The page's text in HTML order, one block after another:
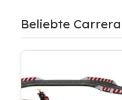
Beliebte